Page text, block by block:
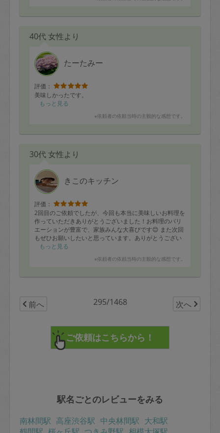
した。ベッドの位置移動まで対応していただき、初見な
付けの最中には失くしていた自転車の鍵が見つかるとい
す！思い出の品、や、手放す​物、などを種類ごとに1箇所
収納についても具体的に教えていただきました。​帰宅し
た夫やこどもは、「家が綺麗だと気持ちがいいね！」と
本当に嬉しそうで、家族みんなが清々しく過ごせたタス
カジデビュー日となりました。次回お越しいただけるま
でに、課題をこなして、寝室はさらにスッキリした状態
から、次に進めるようがんばります😊本当にありがとう
ございました。
40代 女性より
たーたみー
評価：
美味しかったです。
もっと見る
※依頼者の依頼当時の主観的な感想です。
30代 女性より
きこのキッチン
評価：
2回目のご依頼でしたが、今回も本当に美味しいお料理を
作っていただきありがとうございました！お料理のバリ
エーションが豊富で、家族みんな大喜びです😊 また次回
もぜひお願いしたいと思っています。ありがとうござい
ました！
もっと見る
※依頼者の依頼当時の主観的な感想です。
前へ 295/1468 次へ
駅名ごとのレビューをみる
南林間駅 高座渋谷駅 中央林間駅 大和駅